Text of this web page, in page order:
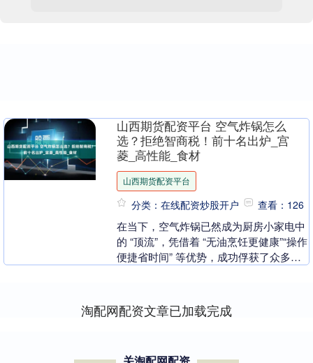
山西期货配资平台 空气炸锅怎么
选？拒绝智商税！前十名出炉_宫
菱_高性能_食材
山西期货配资平台
分类：在线配资炒股开户 查看：126
在当下，空气炸锅已然成为厨房小家电中
的 “顶流”，凭借着 “无油烹饪更健康”“操作
便捷省时间” 等优势，成功俘获了众多消
淘配网配资文章已加载完成